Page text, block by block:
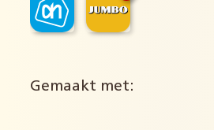
Gemaakt met: